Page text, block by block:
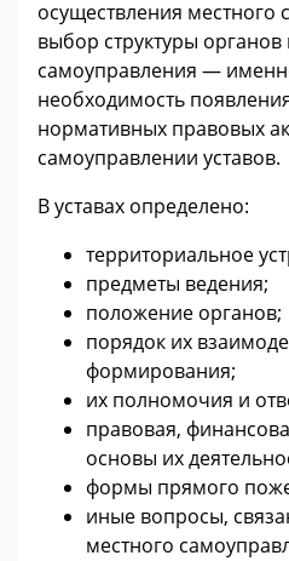
осуществления местного
выбор структуры органов
самоуправления —
необходимость
нормативных правовых
самоуправлении уставов.
В уставах определено:
территориальное
предметы ведения;
положение органов;
порядок их
формирования;
их полномочия и
правовая,
основы их
формы прямого
иные вопросы,
местного